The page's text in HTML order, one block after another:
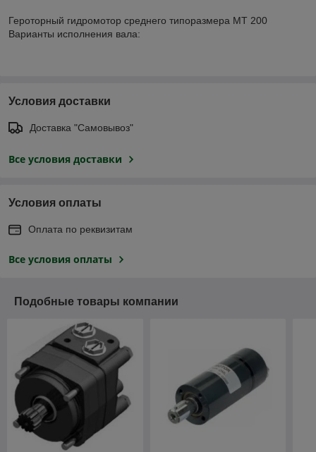
Героторный гидромотор среднего типоразмера MT 200
Варианты исполнения вала:
Условия доставки
Доставка "Самовывоз"
Все условия доставки
Условия оплаты
Оплата по реквизитам
Все условия оплаты
Подобные товары компании